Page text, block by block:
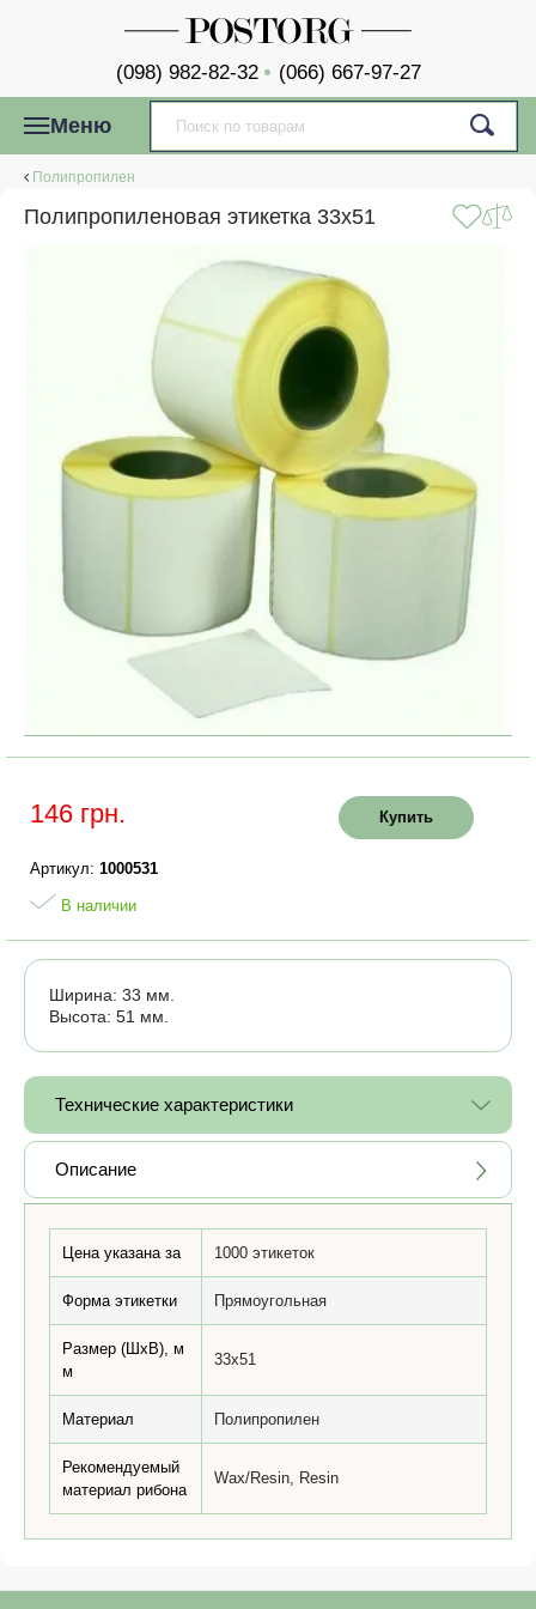
(098) 982-82-32 (066) 667-97-27
Меню
Полипропилен
Полипропиленовая этикетка 33x51
146 грн. Купить
Артикул: 1000531
В наличии
Ширина: 33 мм.
Высота: 51 мм.
Технические характеристики
Описание
Цена указана за 1000 этикеток
Форма этикетки Прямоугольная
Размер (ШхВ), м
м
33x51
Материал Полипропилен
Рекомендуемый
материал рибона
Wax/Resin, Resin